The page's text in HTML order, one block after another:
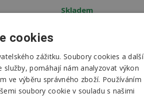
Skladem
cookies
zážitku. Soubory cookies a další
pomáhají nám analyzovat výkon
ve výběru správného zboží. Používáním
soubory cookie v souladu s našimi